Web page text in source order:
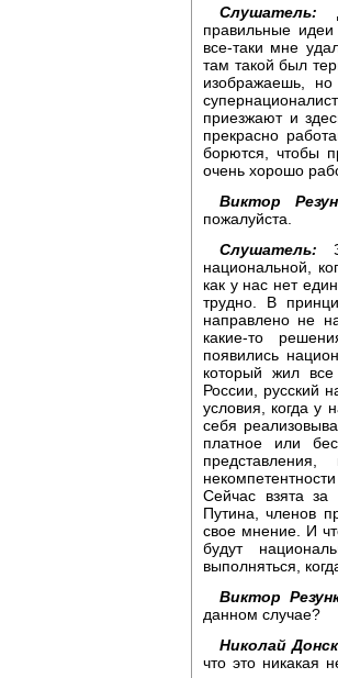
Слушатель:
правильные
все-таки мне
там такой был
изображаешь,
приезжают и
прекрасно
борются, чтобы
очень хорошо
Виктор
пожалуйста.
Слушатель:
национальной,
как у нас нет
трудно. В
направлено не
какие-то
появились
который жил
России, русский
условия, когда у
себя
платное или
Сейчас взята за
Путина, членов
свое мнение. И
будут
выполняться,
Виктор
данном случае?
Николай
что это никакая